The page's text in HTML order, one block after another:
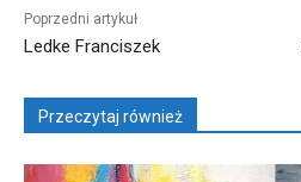
Poprzedni artykuł
Ledke Franciszek
Przeczytaj również